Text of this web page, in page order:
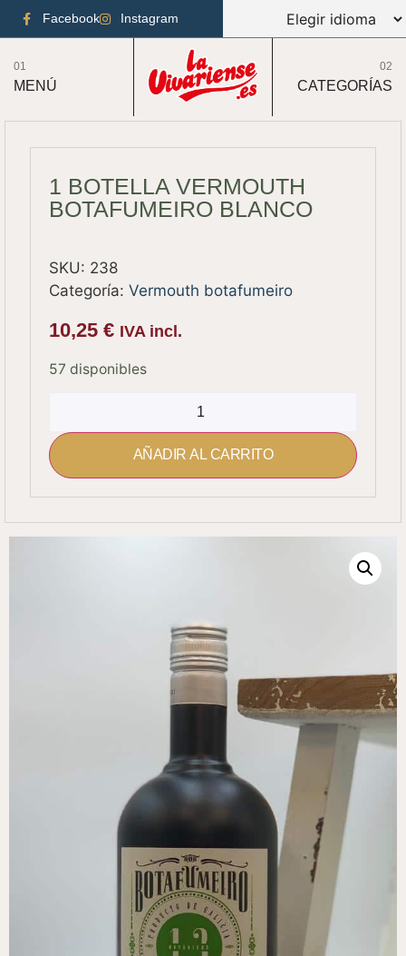
Facebook Instagram
01
MENÚ
02
CATEGORÍAS
1 BOTELLA VERMOUTH
BOTAFUMEIRO BLANCO
SKU: 238
Categoría:Vermouth botafumeiro
10,25€ IVA incl.
57 disponibles
AÑADIR AL CARRITO